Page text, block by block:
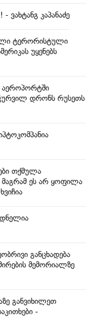
კაპანაძე
ტერორისტული
უყენებს
აეროპორტში
დრონს რუსეთს
თქმულა
მაგრამ ეს არ ყოფილა
განცხადება
მემორიალზე
განვიხილეთ
-